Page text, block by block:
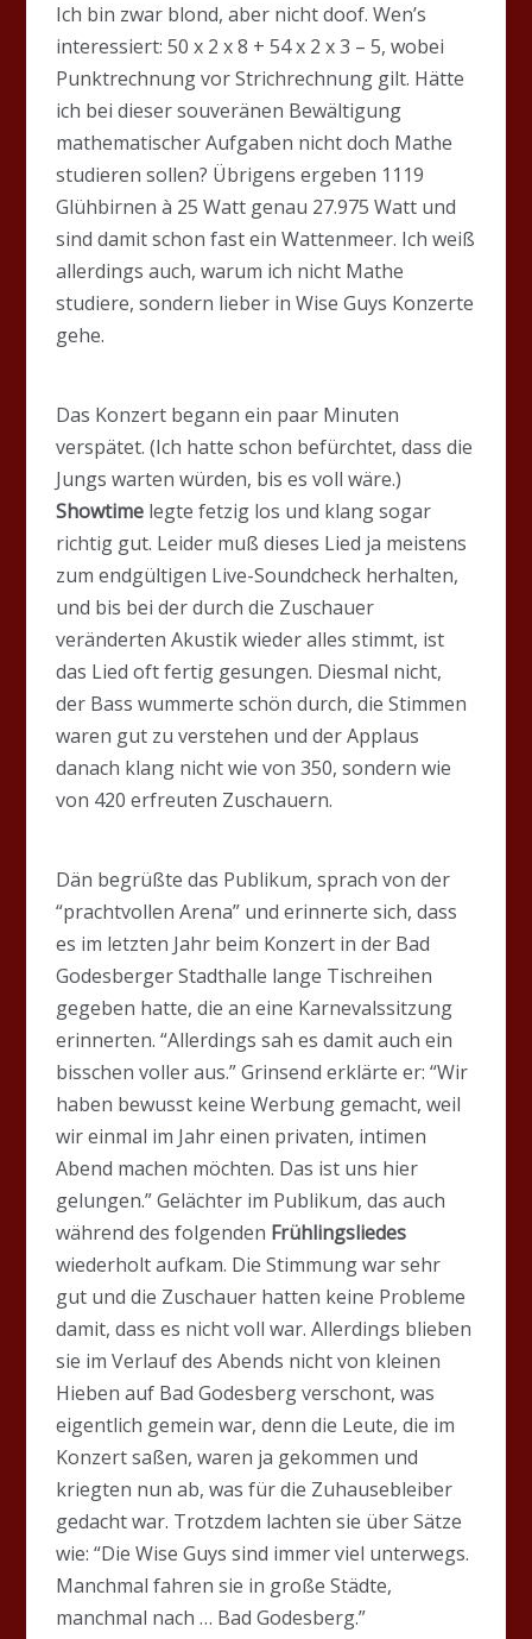
Ich bin zwar blond, aber nicht doof. Wen’s
interessiert: 50 x 2 x 8 + 54 x 2 x 3 – 5, wobei
Punktrechnung vor Strichrechnung gilt. Hätte
ich bei dieser souveränen Bewältigung
mathematischer Aufgaben nicht doch Mathe
studieren sollen? Übrigens ergeben 1119
Glühbirnen à 25 Watt genau 27.975 Watt und
sind damit schon fast ein Wattenmeer. Ich weiß
allerdings auch, warum ich nicht Mathe
studiere, sondern lieber in Wise Guys Konzerte
gehe.
Das Konzert begann ein paar Minuten
verspätet. (Ich hatte schon befürchtet, dass die
Jungs warten würden, bis es voll wäre.)
Showtime legte fetzig los und klang sogar
richtig gut. Leider muß dieses Lied ja meistens
zum endgültigen Live-Soundcheck herhalten,
und bis bei der durch die Zuschauer
veränderten Akustik wieder alles stimmt, ist
das Lied oft fertig gesungen. Diesmal nicht,
der Bass wummerte schön durch, die Stimmen
waren gut zu verstehen und der Applaus
danach klang nicht wie von 350, sondern wie
von 420 erfreuten Zuschauern.
Dän begrüßte das Publikum, sprach von der
“prachtvollen Arena” und erinnerte sich, dass
es im letzten Jahr beim Konzert in der Bad
Godesberger Stadthalle lange Tischreihen
gegeben hatte, die an eine Karnevalssitzung
erinnerten. “Allerdings sah es damit auch ein
bisschen voller aus.” Grinsend erklärte er: “Wir
haben bewusst keine Werbung gemacht, weil
wir einmal im Jahr einen privaten, intimen
Abend machen möchten. Das ist uns hier
gelungen.” Gelächter im Publikum, das auch
während des folgenden Frühlingsliedes
wiederholt aufkam. Die Stimmung war sehr
gut und die Zuschauer hatten keine Probleme
damit, dass es nicht voll war. Allerdings blieben
sie im Verlauf des Abends nicht von kleinen
Hieben auf Bad Godesberg verschont, was
eigentlich gemein war, denn die Leute, die im
Konzert saßen, waren ja gekommen und
kriegten nun ab, was für die Zuhausebleiber
gedacht war. Trotzdem lachten sie über Sätze
wie: “Die Wise Guys sind immer viel unterwegs.
Manchmal fahren sie in große Städte,
manchmal nach … Bad Godesberg.”